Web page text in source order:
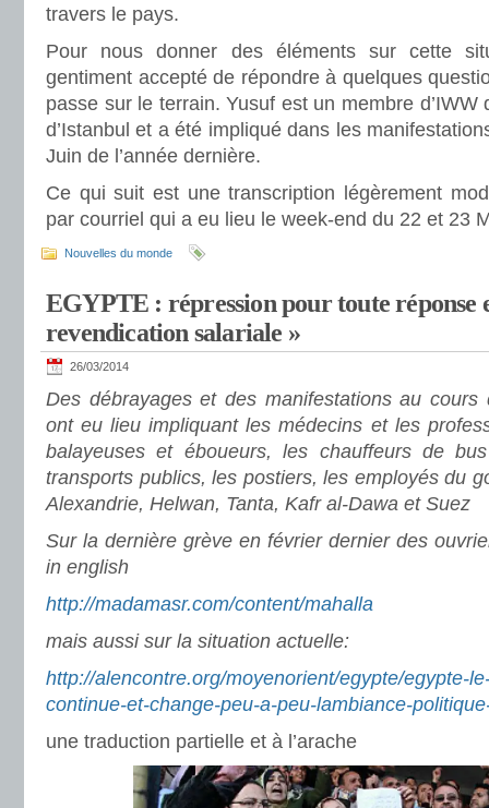
travers le pays.
Pour nous donner des éléments sur cette
gentiment accepté de répondre à quelques
passe sur le terrain. Yusuf est un membre
d’Istanbul et a été impliqué dans les
Juin de l’année dernière.
Ce qui suit est une transcription légèrement
par courriel qui a eu lieu le week-end du 22 et 23
Nouvelles du monde
EGYPTE : répression pour toute réponse
revendication salariale »
26/03/2014
Des débrayages et des manifestations au cours
ont eu lieu impliquant les médecins et les
balayeuses et éboueurs, les chauffeurs de
transports publics, les postiers, les employés du
Alexandrie, Helwan, Tanta, Kafr al-Dawa et Suez
Sur la dernière grève en février dernier des
in english
http://madamasr.com/content/mahalla
mais aussi sur la situation actuelle:
http://alencontre.org/moyenorient/egypte/egypte-
continue-et-change-peu-a-peu-lambiance-
une traduction partielle et à l’arache